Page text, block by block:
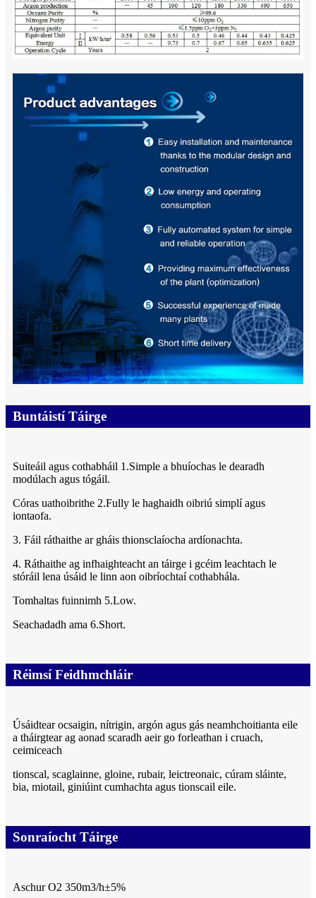
Buntáistí Táirge
Suiteáil agus cothabháil 1.Simple a bhuíochas le dearadh
modúlach agus tógáil.
Córas uathoibrithe 2.Fully le haghaidh oibriú simplí agus
iontaofa.
3. Fáil ráthaithe ar gháis thionsclaíocha ardíonachta.
4. Ráthaithe ag infhaighteacht an táirge i gcéim leachtach le
stóráil lena úsáid le linn aon oibríochtaí cothabhála.
Tomhaltas fuinnimh 5.Low.
Seachadadh ama 6.Short.
Réimsí Feidhmchláir
Úsáidtear ocsaigin, nítrigin, argón agus gás neamhchoitianta eile
a tháirgtear ag aonad scaradh aeir go forleathan i cruach,
ceimiceach
tionscal, scaglainne, gloine, rubair, leictreonaic, cúram sláinte,
bia, miotail, giniúint cumhachta agus tionscail eile.
Sonraíocht Táirge
Aschur O2 350m3/h±5%